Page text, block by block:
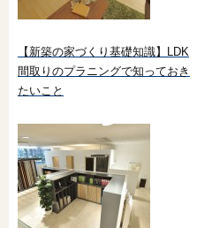
【新築の家づくり基礎知識】LDK
間取りのプラニングで知っておき
たいこと